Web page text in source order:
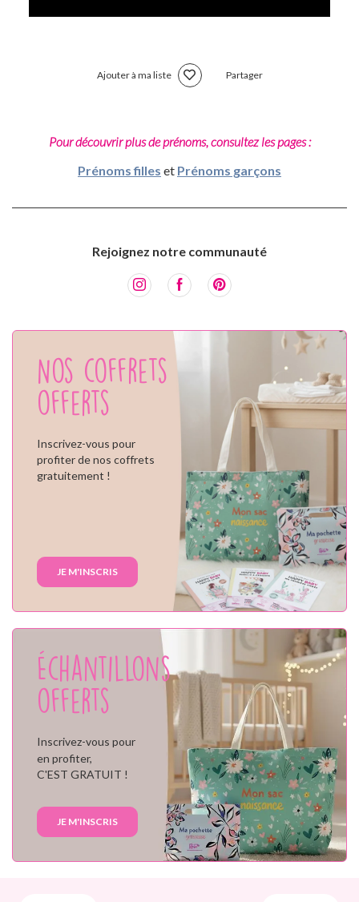
Ajouter à ma liste Partager
Pour découvrir plus de prénoms, consultez les pages :
Prénoms filles et Prénoms garçons
Rejoignez notre communauté
Nos coffrets
offerts
Inscrivez-vous pour
profiter de nos coffrets
gratuitement !
JE M'INSCRIS
Échantillons
offerts
Inscrivez-vous pour
en profiter,
C'EST GRATUIT !
JE M'INSCRIS